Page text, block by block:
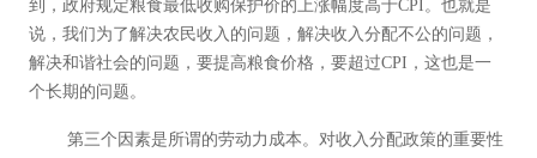
到，政府规定粮食最低收购保护价的上涨幅度高于CPI。也就是
说，我们为了解决农民收入的问题，解决收入分配不公的问题，
解决和谐社会的问题，要提高粮食价格，要超过CPI，这也是一
个长期的问题。
第三个因素是所谓的劳动力成本。对收入分配政策的重要性